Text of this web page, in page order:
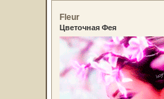
Fleur
Цветочная Фея